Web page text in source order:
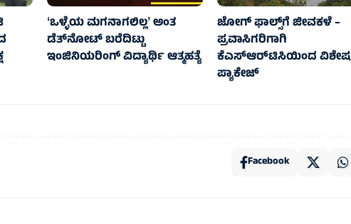
ʻಒಳ್ಳೆಯ ಮಗನಾಗಲಿಲ್ಲʼ ಅಂತ
ಡೆತ್‌ನೋಟ್ ಬರೆದಿಟ್ಟು
ಇಂಜಿನಿಯರಿಂಗ್ ವಿದ್ಯಾರ್ಥಿ ಆತ್ಮಹತ್ಯೆ‌
ಜೋಗ್‌ ಫಾಲ್ಸ್‌ಗೆ ಜೀವಕಳೆ –
ಪ್ರವಾಸಿಗರಿಗಾಗಿ
ಕೆಎಸ್ಆರ್‌ಟಿಸಿಯಿಂದ ವಿಶೇಷ
ಪ್ಯಾಕೇಜ್
Facebook